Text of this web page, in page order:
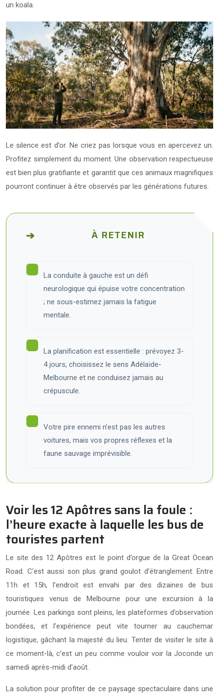
un koala.
Le silence est d’or. Ne criez pas lorsque vous en apercevez un.
Profitez simplement du moment. Une observation respectueuse
est bien plus gratifiante et garantit que ces animaux magnifiques
pourront continuer à être observés par les générations futures.
À RETENIR
La conduite à gauche est un défi
neurologique qui épuise votre concentration
; ne sous-estimez jamais la fatigue
mentale.
La planification est essentielle : prévoyez 3-
4 jours, choisissez le sens Adélaïde-
Melbourne et ne conduisez jamais au
crépuscule.
Votre pire ennemi n’est pas les autres
voitures, mais vos propres réflexes et la
faune sauvage imprévisible.
Voir les 12 Apôtres sans la foule :
l’heure exacte à laquelle les bus de
touristes partent
Le site des 12 Apôtres est le point d’orgue de la Great Ocean
Road. C’est aussi son plus grand goulot d’étranglement. Entre
11h et 15h, l’endroit est envahi par des dizaines de bus
touristiques venus de Melbourne pour une excursion à la
journée. Les parkings sont pleins, les plateformes d’observation
bondées, et l’expérience peut vite tourner au cauchemar
logistique, gâchant la majesté du lieu. Tenter de visiter le site à
ce moment-là, c’est un peu comme vouloir voir la Joconde un
samedi après-midi d’août.
La solution pour profiter de ce paysage spectaculaire dans une